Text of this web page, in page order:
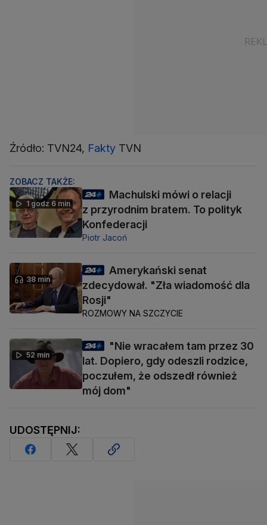
Źródło: TVN24, Fakty TVN
ZOBACZ TAKŻE:
1 godz 6 min
Machulski mówi o relacji
z przyrodnim bratem. To polityk
Konfederacji
Piotr Jacoń
38 min
Amerykański senat
zdecydował. "Zła wiadomość dla
Rosji"
ROZMOWY NA SZCZYCIE
52 min
"Nie wracałem tam przez 30
lat. Dopiero, gdy odeszli rodzice,
poczułem, że odszedł również
mój dom"
UDOSTĘPNIJ: